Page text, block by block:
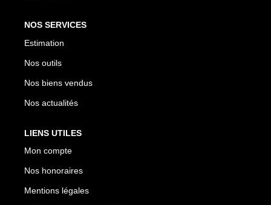
NOS SERVICES
Estimation
Nos outils
Nos biens vendus
Nos actualités
LIENS UTILES
Mon compte
Nos honoraires
Mentions légales